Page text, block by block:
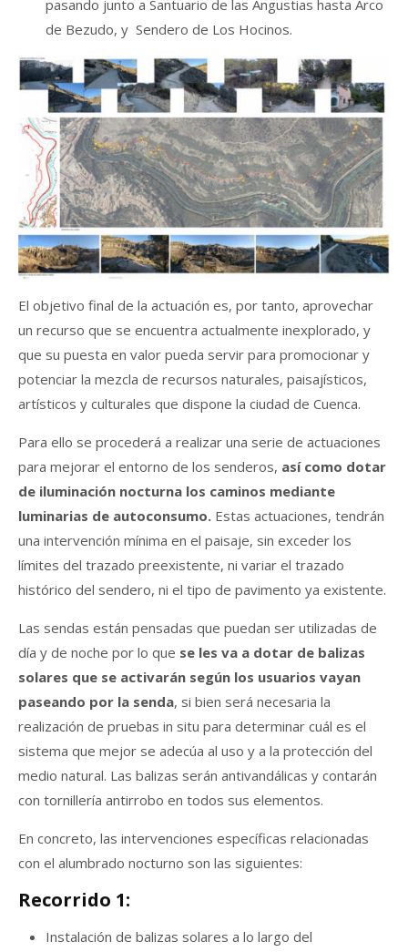
pasando junto a Santuario de las Angustias hasta Arco
de Bezudo, y Sendero de Los Hocinos.
El objetivo final de la actuación es, por tanto, aprovechar
un recurso que se encuentra actualmente inexplorado, y
que su puesta en valor pueda servir para promocionar y
potenciar la mezcla de recursos naturales, paisajísticos,
artísticos y culturales que dispone la ciudad de Cuenca.
Para ello se procederá a realizar una serie de actuaciones
para mejorar el entorno de los senderos, así como dotar
de iluminación nocturna los caminos mediante
luminarias de autoconsumo. Estas actuaciones, tendrán
una intervención mínima en el paisaje, sin exceder los
límites del trazado preexistente, ni variar el trazado
histórico del sendero, ni el tipo de pavimento ya existente.
Las sendas están pensadas que puedan ser utilizadas de
día y de noche por lo que se les va a dotar de balizas
solares que se activarán según los usuarios vayan
paseando por la senda, si bien será necesaria la
realización de pruebas in situ para determinar cuál es el
sistema que mejor se adecúa al uso y a la protección del
medio natural. Las balizas serán antivandálicas y contarán
con tornillería antirrobo en todos sus elementos.
En concreto, las intervenciones específicas relacionadas
con el alumbrado nocturno son las siguientes:
Recorrido 1:
Instalación de balizas solares a lo largo del